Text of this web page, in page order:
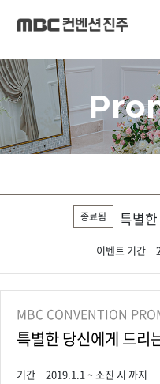
종료됨 특별
이벤트 기간
MBC CONVENTION
특별한 당신에게 드리
기간 2019.1.1 ~ 소진 시 까지